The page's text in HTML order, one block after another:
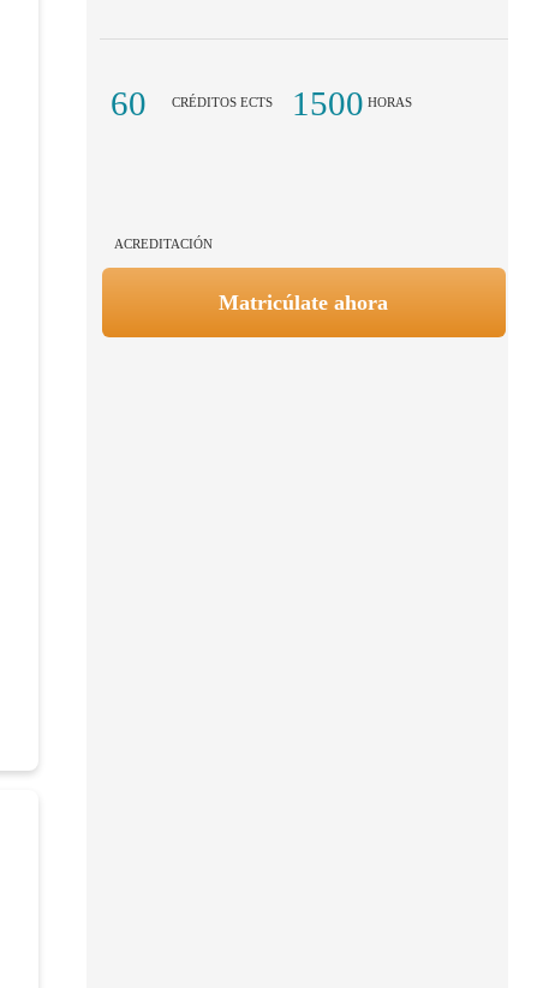
60 CRÉDITOS ECTS 1500 HORAS
ACREDITACIÓN
Matricúlate ahora